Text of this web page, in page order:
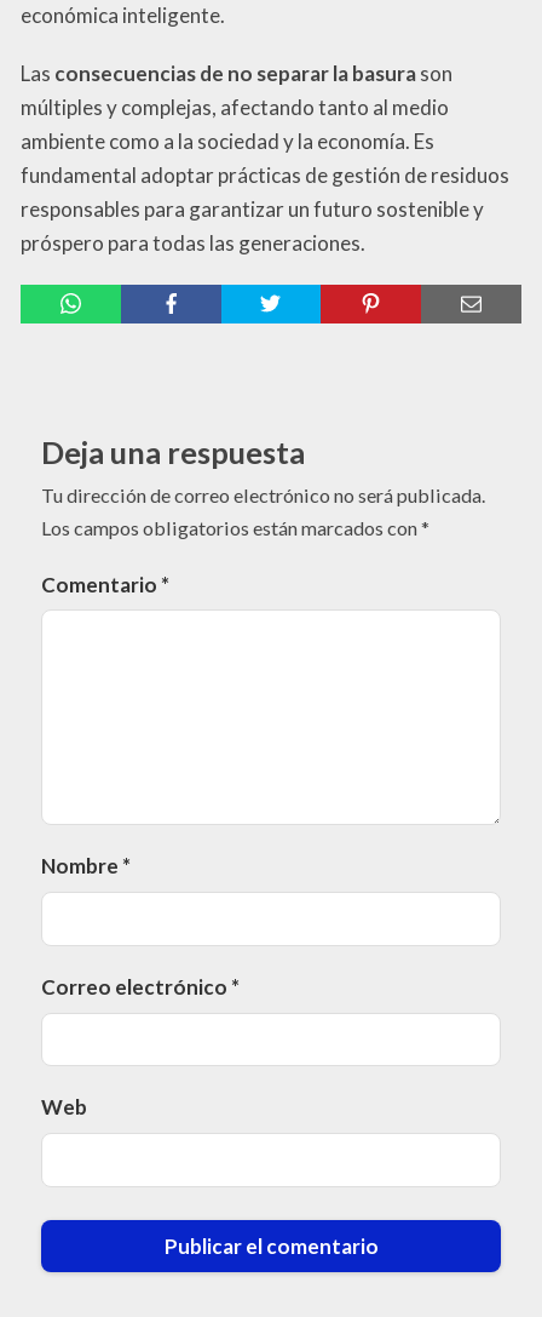
económica inteligente.
Las consecuencias de no separar la basurason
múltiples y complejas, afectando tanto al medio
ambiente como a la sociedad y la economía. Es
fundamental adoptar prácticas de gestión de residuos
responsables para garantizar un futuro sostenible y
próspero para todas las generaciones.
Deja una respuesta
Tu dirección de correo electrónico no será publicada.
Los campos obligatorios están marcados con*
Comentario *
Nombre *
Correo electrónico *
Web